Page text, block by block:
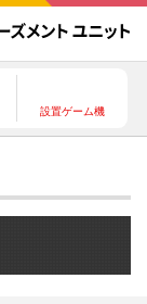
設置ゲーム機